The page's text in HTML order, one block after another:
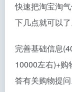
快速把淘宝淘
下几点就可以了
完善基础信息
10000左右)+购
答有关购物提问